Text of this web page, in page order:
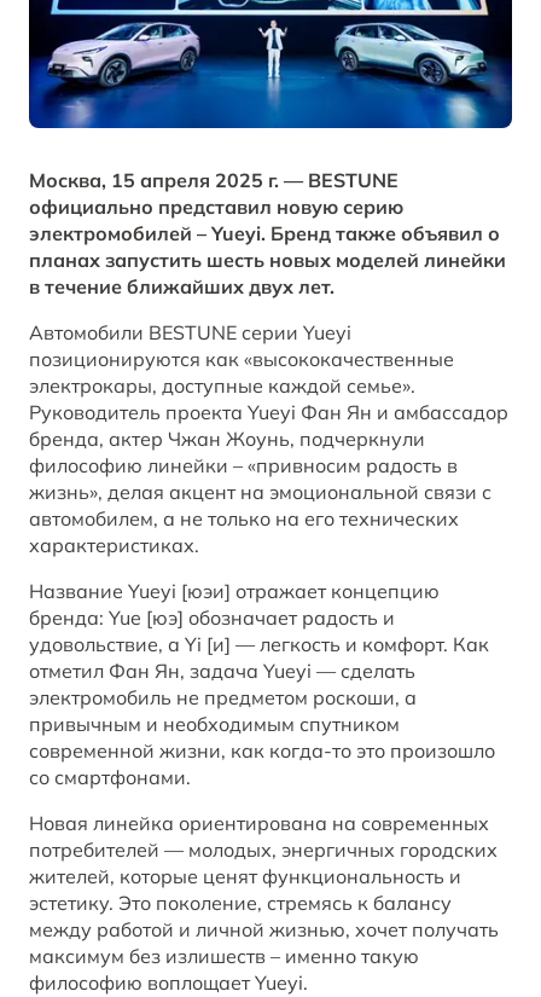
T77
ПОЛУЧИТЬ ПРЕДЛОЖЕНИЕ
АВТОМОБИЛИ В НАЛИЧИИ
Заказать звонок от дилера
Корпоративные продажи
Кредитный калькулятор
Кредитные программы
ЗАПИСАТЬСЯ НА СЕРВИС
BESTUNE В СОЦСЕТЯХ
Контакты
Обратная связь
BESTUNE в ВК
BESTUNE в Однокласники
BESTUNE в Телеграм
BESTUNE в YouTube
BESTUNE в Яндекс Дзен
BESTUNE в RuTube
Москва, 15 апреля 2025 г. — BESTUNE
официально представил новую серию
электромобилей – Yueyi. Бренд также объявил о
планах запустить шесть новых моделей линейки
в течение ближайших двух лет.
Автомобили BESTUNE серии Yueyi
позиционируются как «высококачественные
электрокары, доступные каждой семье».
Руководитель проекта Yueyi Фан Ян и амбассадор
бренда, актер Чжан Жоунь, подчеркнули
философию линейки – «привносим радость в
жизнь», делая акцент на эмоциональной связи с
автомобилем, а не только на его технических
характеристиках.
Название Yueyi [юэи] отражает концепцию
бренда: Yue [юэ] обозначает радость и
удовольствие, а Yi [и] — легкость и комфорт. Как
отметил Фан Ян, задача Yueyi — сделать
электромобиль не предметом роскоши, а
привычным и необходимым спутником
современной жизни, как когда-то это произошло
со смартфонами.
Новая линейка ориентирована на современных
потребителей — молодых, энергичных городских
жителей, которые ценят функциональность и
эстетику. Это поколение, стремясь к балансу
между работой и личной жизнью, хочет получать
максимум без излишеств – именно такую
философию воплощает Yueyi.